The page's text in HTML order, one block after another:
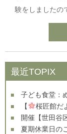
験をしましたの
最近TOPIX
子ども食堂：
【
桜匠館だ
開催【世田谷
夏期休業日の